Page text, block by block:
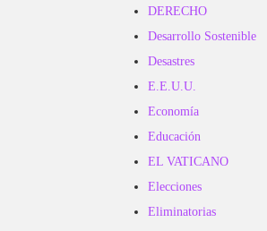
DERECHO
Desarrollo Sostenible
Desastres
E.E.U.U.
Economía
Educación
EL VATICANO
Elecciones
Eliminatorias